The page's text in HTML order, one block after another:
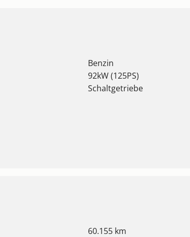
Benzin
92kW (125PS)
Schaltgetriebe
60.155 km